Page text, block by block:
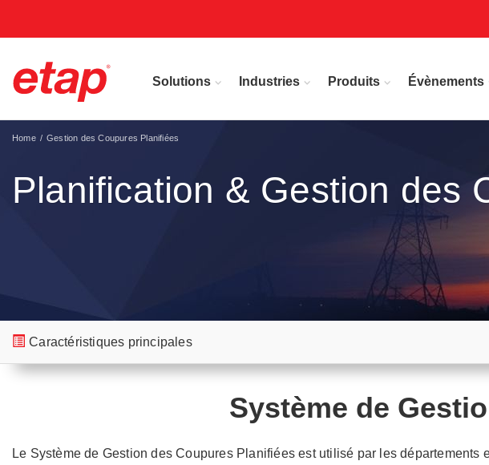
Solutions Industries Produits Évènements
Planification & Gestion des
Home Gestion des Coupures Planifiées
Caractéristiques principales
Système de
Le Système de Gestion des Coupures Planifiées est utilisé par les